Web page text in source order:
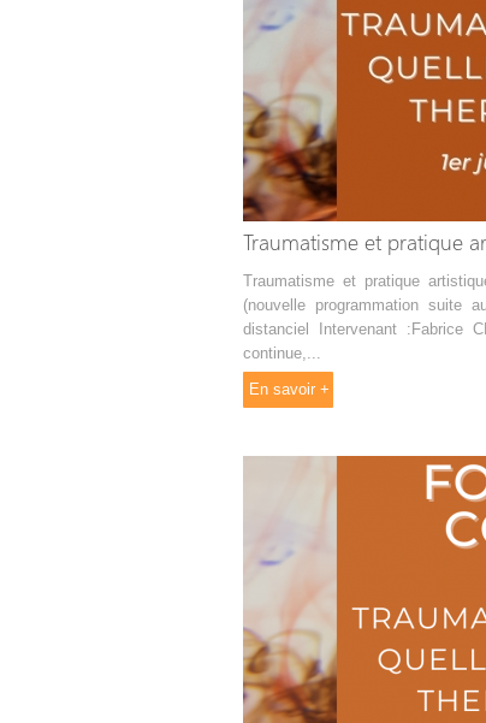
Traumatisme et pratique
Traumatisme et pratique
(nouvelle programmation suite
distanciel Intervenant :Fabrice
continue,...
En savoir +